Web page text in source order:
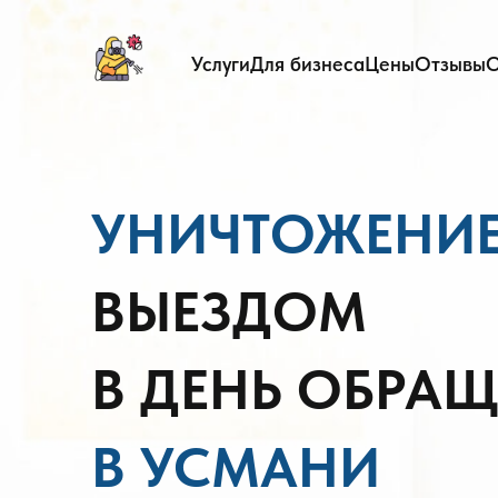
УслугиДля бизнесаЦеныОтзывы
ВЫЕЗДОМ
В ДЕНЬ
В УСМАНИ